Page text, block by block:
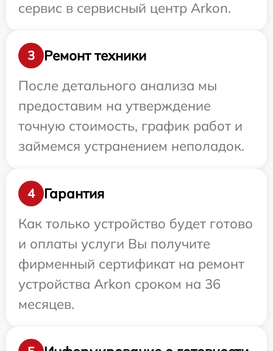
сервис в сервисный центр Arkon.
3
Ремонт техники
После детального анализа мы
предоставим на утверждение
точную стоимость, график работ и
займемся устранением неполадок.
4
Гарантия
Как только устройство будет готово
и оплаты услуги Вы получите
фирменный сертификат на ремонт
устройства Arkon сроком на 36
месяцев.